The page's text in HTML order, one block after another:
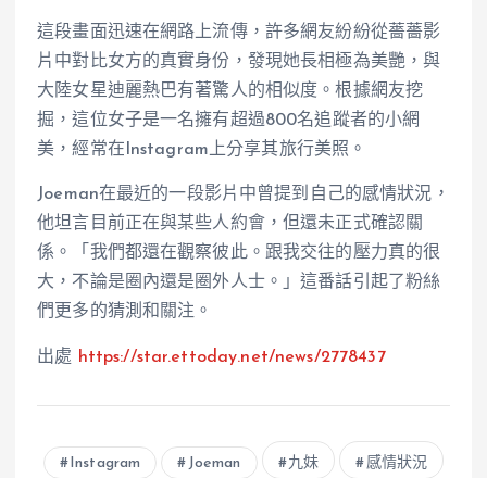
這段畫面迅速在網路上流傳，許多網友紛紛從薔薔影
片中對比女方的真實身份，發現她長相極為美艷，與
大陸女星迪麗熱巴有著驚人的相似度。根據網友挖
掘，這位女子是一名擁有超過800名追蹤者的小網
美，經常在Instagram上分享其旅行美照。
Joeman在最近的一段影片中曾提到自己的感情狀況，
他坦言目前正在與某些人約會，但還未正式確認關
係。「我們都還在觀察彼此。跟我交往的壓力真的很
大，不論是圈內還是圈外人士。」這番話引起了粉絲
們更多的猜測和關注。
出處 https://star.ettoday.net/news/2778437
Instagram Joeman 九妹 感情狀況